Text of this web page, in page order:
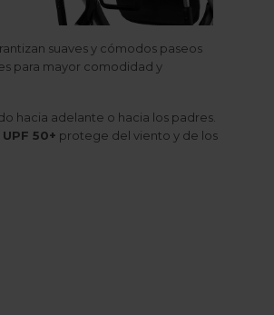
suaves y cómodos paseos
para mayor comodidad y
hacia adelante o hacia los padres.
50+ protege del viento y de los